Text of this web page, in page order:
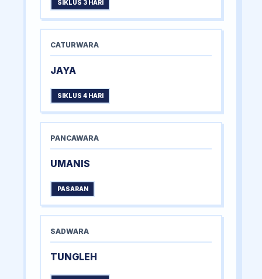
SIKLUS 3 HARI
CATURWARA
JAYA
SIKLUS 4 HARI
PANCAWARA
UMANIS
PASARAN
SADWARA
TUNGLEH